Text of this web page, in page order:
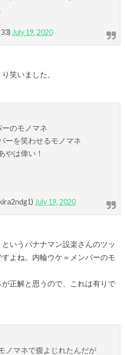
July 19, 2020
笑いました。
ーのモノマネ
ーを笑わせるモノマネ
やは偉い！
July 19, 2020
というバナナマン設楽さんのツッ
よね。内輪ウケ＝メンバーのモ
正解と思うので、これは有りで
ノマネで腹よじれたんだが